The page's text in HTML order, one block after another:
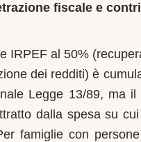
fiscale e
IRPEF al 50%
dei redditi) è
Legge 13/89, ma il
dalla spesa su
famiglie con